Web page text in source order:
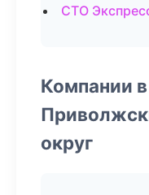
СТО
Компании
округ